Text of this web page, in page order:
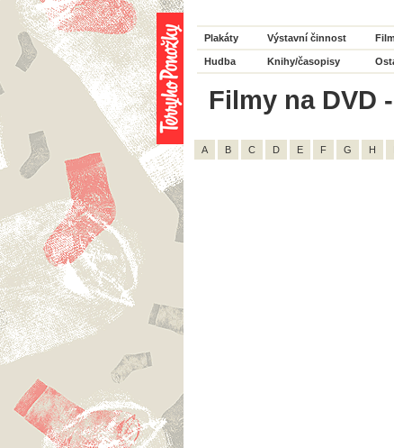
Plakáty Výstavní činnost
Hudba Knihy/časopisy
Filmy na DVD
A B C D E F G H